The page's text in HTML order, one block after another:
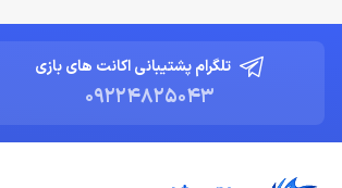
تلگرام پشتیبانی اکانت های بازی
09224825043